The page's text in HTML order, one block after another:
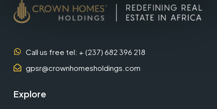
Call us free tel: + (237) 682 396 218
gpsr@crownhomesholdings.com
Explore